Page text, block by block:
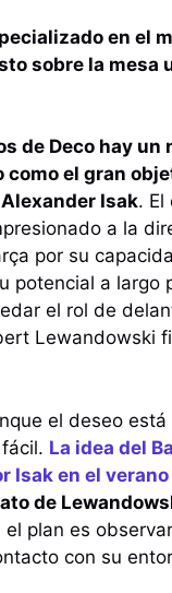
en el
sobre la mesa
de Deco hay un
como el gran
Isak. El
a la
por su
potencial a largo
el rol de
Lewandowski
el deseo está
La idea del
Isak en el
de
plan es
con su